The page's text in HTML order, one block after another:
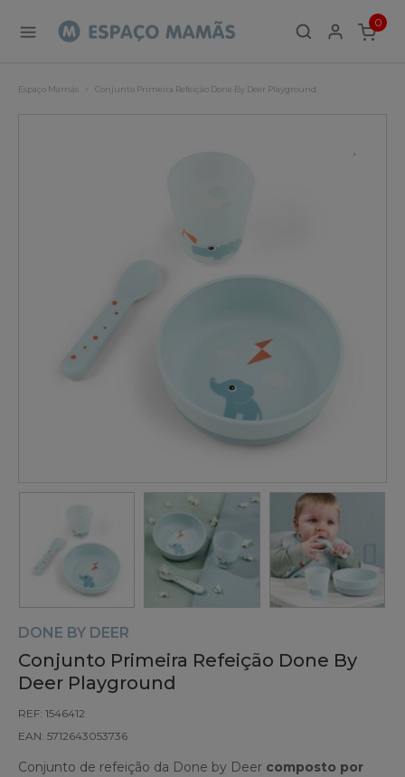
0
ITEMS
Espaço Mamãs Conjunto Primeira Refeição Done By Deer Playground
DONE BY DEER
Conjunto Primeira Refeição Done By
Deer Playground
REF: 1546412
EAN: 5712643053736
Conjunto de refeição da Done by Deer composto por